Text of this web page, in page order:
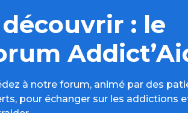
: le
à notre forum, animé par des
pour échanger sur les addictions